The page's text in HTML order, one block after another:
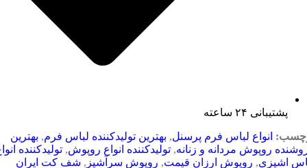
پشتیبانی ۲۴ ساعته
انواع لباس فرم پرسنل, بهترین تولیدکننده لباس فرم, بهترین
روپوش مردانه و زنانه, تولیدکننده انواع روپوش, تولیدکننده
اشپزی, روپوش ارزان قیمت, روپوش سرآشپز , شف کت ایران